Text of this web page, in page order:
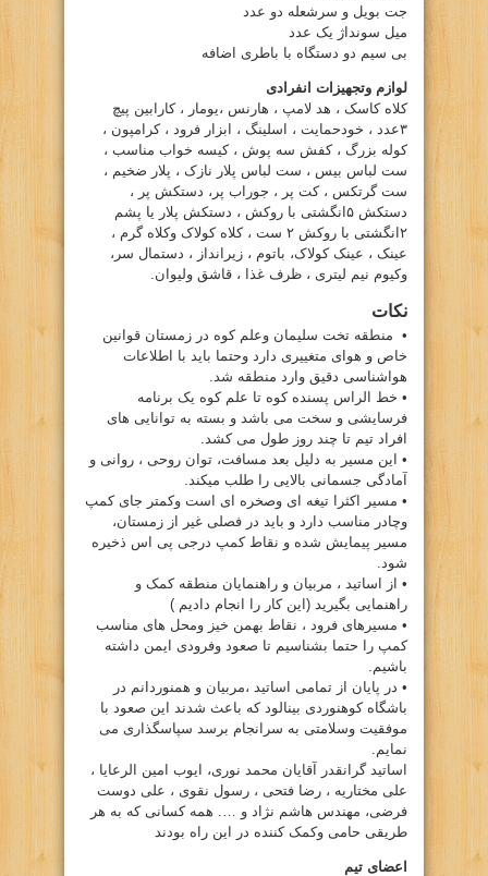
جت بویل و سرشعله دو عدد
میل سونداژ یک عدد
بی سیم دو دستگاه با باطری اضافه
لوازم وتجهیزات انفرادی
کلاه کاسک ، هد لامپ ، هارنس ،یومار ، کارابین پیچ
۳عدد ، خودحمایت ، اسلینگ ، ابزار فرود ، کرامپون ،
کوله بزرگ ، کفش سه پوش ، کیسه خواب مناسب ،
ست لباس بیس ، ست لباس پلار نازک ، پلار ضخیم ،
ست گرتکس ، کت پر ، جوراب پر، دستکش پر ،
دستکش ۵انگشتی با روکش ، دستکش پلار یا پشم
۲انگشتی با روکش ۲ ست ، کلاه کولاک وکلاه گرم ،
عینک ، عینک کولاک، باتوم ، زیرانداز ، دستمال سر،
وکیوم نیم لیتری ، ظرف غذا ، قاشق ولیوان.
نکات
• منطقه تخت سلیمان وعلم کوه در زمستان قوانین
خاص و هوای متغییری دارد وحتما باید با اطلاعات
هواشناسی دقیق وارد منطقه شد.
• خط الراس پسنده کوه تا علم کوه یک برنامه
فرسایشی و سخت می باشد و بسته به توانایی های
افراد تیم تا چند روز طول می کشد.
• این مسیر به دلیل بعد مسافت، توان روحی ، روانی و
آمادگی جسمانی بالایی را طلب میکند.
• مسیر اکثرا تیغه ای وصخره ای است وکمتر جای کمپ
وچادر مناسب دارد و باید در فصلی غیر از زمستان،
مسیر پیمایش شده و نقاط کمپ درجی پی اس ذخیره
شود.
• از اساتید ، مربیان و راهنمایان منطقه کمک و
راهنمایی بگیرید (این کار را انجام دادیم )
• مسیرهای فرود ، نقاط بهمن خیز ومحل های مناسب
کمپ را حتما بشناسیم تا صعود وفرودی ایمن داشته
باشیم.
• در پایان از تمامی اساتید ،مربیان و همنوردانم در
باشگاه کوهنوردی بینالود که باعث شدند این صعود با
موفقیت وسلامتی به سرانجام برسد سپاسگذاری می
نمایم.
اساتید گرانقدر آقایان محمد نوری، ایوب امین الرعایا ،
علی مختاریه ، رضا فتحی ، رسول نقوی ، علی دوست
فرضی، مهندس هاشم نژاد و …. همه کسانی که به هر
طریقی حامی وکمک کننده در این راه بودند
اعضای تیم